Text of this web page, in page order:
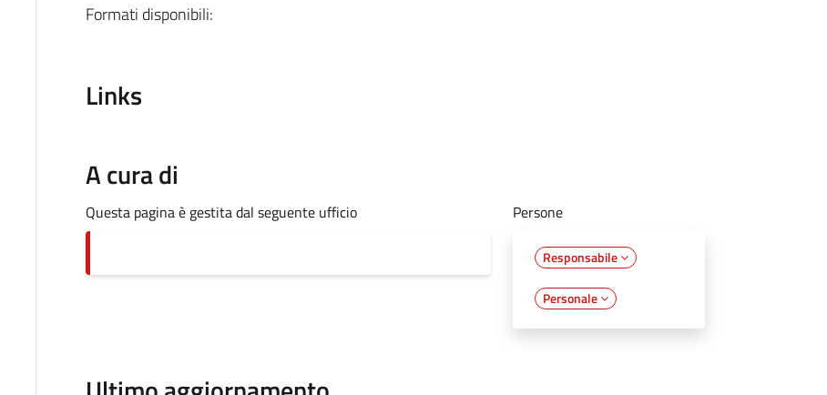
Formati disponibili:
Links
A cura di
Questa pagina è gestita dal seguente ufficio Persone
Responsabile
Personale